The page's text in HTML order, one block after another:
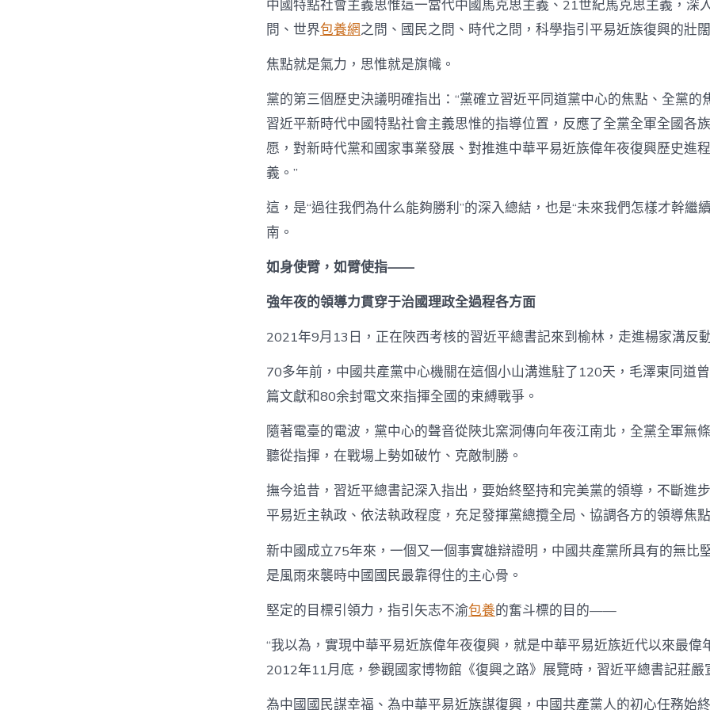
中國特點社會主義思惟這一當代中國馬克思主義、21世紀馬克思主義，深
問、世界包養網之問、國民之問、時代之問，科學指引平易近族復興的壯
焦點就是氣力，思惟就是旗幟。
黨的第三個歷史決議明確指出：“黨確立習近平同道黨中心的焦點、全黨的
習近平新時代中國特點社會主義思惟的指導位置，反應了全黨全軍全國各
愿，對新時代黨和國家事業發展、對推進中華平易近族偉年夜復興歷史進
義。”
這，是“過往我們為什么能夠勝利”的深入總結，也是“未來我們怎樣才幹繼
南。
如身使臂，如臂使指——
強年夜的領導力貫穿于治國理政全過程各方面
2021年9月13日，正在陜西考核的習近平總書記來到榆林，走進楊家溝反
70多年前，中國共產黨中心機關在這個小山溝進駐了120天，毛澤東同道
篇文獻和80余封電文來指揮全國的束縛戰爭。
隨著電臺的電波，黨中心的聲音從陜北窯洞傳向年夜江南北，全黨全軍無
聽從指揮，在戰場上勢如破竹、克敵制勝。
撫今追昔，習近平總書記深入指出，要始終堅持和完美黨的領導，不斷進
平易近主執政、依法執政程度，充足發揮黨總攬全局、協調各方的領導焦
新中國成立75年來，一個又一個事實雄辯證明，中國共產黨所具有的無比
是風雨來襲時中國國民最靠得住的主心骨。
堅定的目標引領力，指引矢志不渝包養的奮斗標的目的——
“我以為，實現中華平易近族偉年夜復興，就是中華平易近族近代以來最偉
2012年11月底，參觀國家博物館《復興之路》展覽時，習近平總書記莊嚴
為中國國民謀幸福、為中華平易近族謀復興，中國共產黨人的初心任務始